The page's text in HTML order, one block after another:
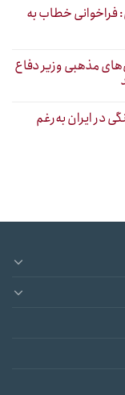
خطاب به
مذهبی وزیر دفاع
در ایران به‌رغم